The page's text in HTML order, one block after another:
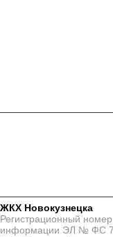
ЖКХ Новокузнецка
Регистрационный
информации ЭЛ № ФС